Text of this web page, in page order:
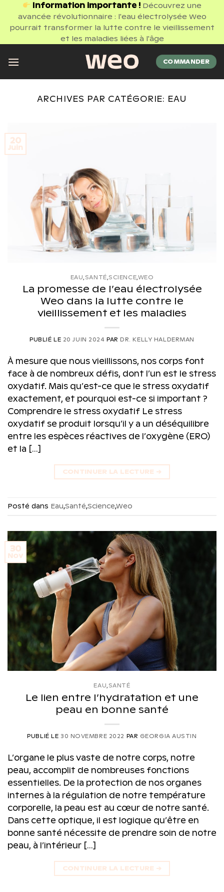
Passer
contenu
Information importante ! Découvrez une
avancée révolutionnaire : l'eau électrolysée Weo
pourrait transformer la lutte contre le vieillissement
et les maladies liées à l'âge
COMMANDER
ARCHIVES PAR CATÉGORIE: EAU
20
Juin
EAU SANTÉ SCIENCE WEO
La promesse de l’eau électrolysée
Weo dans la lutte contre le
vieillissement et les maladies
PUBLIÉ LE 20 JUIN 2024 PAR DR. KELLY HALDERMAN
À mesure que nous vieillissons, nos corps font
face à de nombreux défis, dont l’un est le stress
oxydatif. Mais qu’est-ce que le stress oxydatif
exactement, et pourquoi est-ce si important ?
Comprendre le stress oxydatif Le stress
oxydatif se produit lorsqu’il y a un déséquilibre
entre les espèces réactives de l’oxygène (ERO)
et la […]
CONTINUER LA LECTURE →
Posté dans Eau,Santé,Science,Weo
30
Nov
EAU, SANTÉ
Le lien entre l’hydratation et une
peau en bonne santé
PUBLIÉ LE 30 NOVEMBRE 2022 PAR GEORGIA AUSTIN
L’organe le plus vaste de notre corps, notre
peau, accomplit de nombreuses fonctions
essentielles. De la protection de nos organes
internes à la régulation de notre température
corporelle, la peau est au cœur de notre santé.
Dans cette optique, il est logique qu’être en
bonne santé nécessite de prendre soin de notre
peau, à l’intérieur […]
CONTINUER LA LECTURE →